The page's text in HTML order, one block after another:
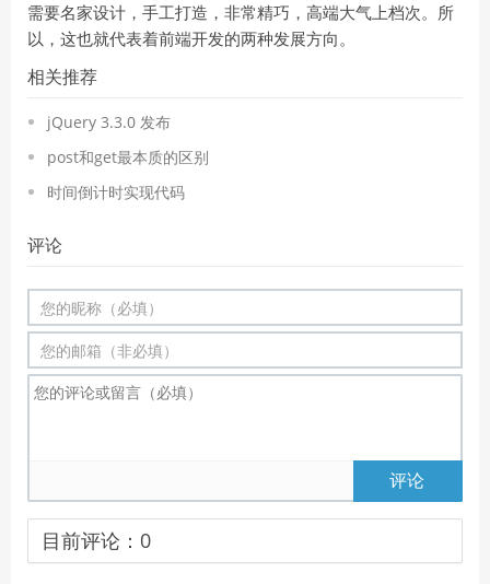
需要名家设计，手工打造，非常精巧，高端大气上档次。所
以，这也就代表着前端开发的两种发展方向。
相关推荐
jQuery 3.3.0 发布
post和get最本质的区别
时间倒计时实现代码
评论
评论
目前评论： 0